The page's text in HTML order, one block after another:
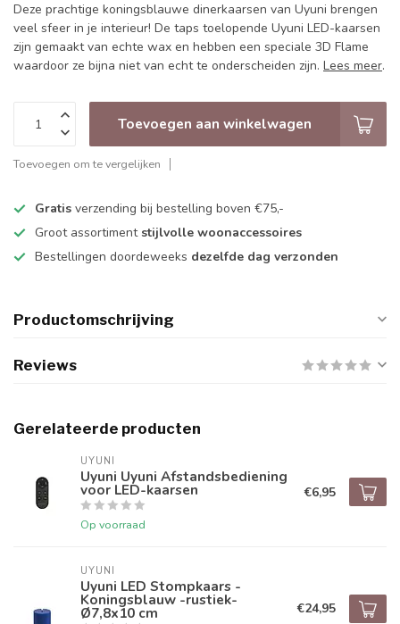
Deze prachtige koningsblauwe dinerkaarsen van Uyuni brengen
veel sfeer in je interieur! De taps toelopende Uyuni LED-kaarsen
zijn gemaakt van echte wax en hebben een speciale 3D Flame
waardoor ze bijna niet van echt te onderscheiden zijn. Lees meer.
Toevoegen aan winkelwagen
Toevoegen om te vergelijken
Gratis verzending bij bestelling boven €75,-
Groot assortiment stijlvolle woonaccessoires
Bestellingen doordeweeks dezelfde dag verzonden
Productomschrijving
Reviews
Gerelateerde producten
UYUNI
Uyuni Uyuni Afstandsbediening
voor LED-kaarsen
Op voorraad
€6,95
UYUNI
Uyuni LED Stompkaars -
Koningsblauw -rustiek-
Ø7,8x10 cm €24,95